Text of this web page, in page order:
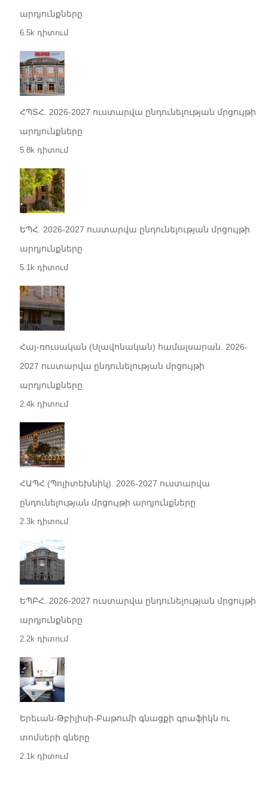
արդյունքները
6.5k դիտում
ՀՊՏՀ. 2026-2027 ուստարվա ընդունելության մրցույթի
արդյունքները
5.8k դիտում
ԵՊՀ. 2026-2027 ուստարվա ընդունելության մրցույթի
արդյունքները
5.1k դիտում
Հայ-ռուսական (Սլավոնական) համալսարան. 2026-
2027 ուստարվա ընդունելության մրցույթի
արդյունքները
2.4k դիտում
ՀԱՊՀ (Պոլիտեխնիկ). 2026-2027 ուստարվա
ընդունելության մրցույթի արդյունքները
2.3k դիտում
ԵՊԲՀ. 2026-2027 ուստարվա ընդունելության մրցույթի
արդյունքները
2.2k դիտում
Երեւան-Թբիլիսի-Բաթումի գնացքի գրաֆիկն ու
տոմսերի գները
2.1k դիտում